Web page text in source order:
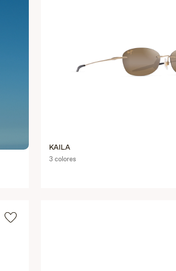
KAILA
3 colores